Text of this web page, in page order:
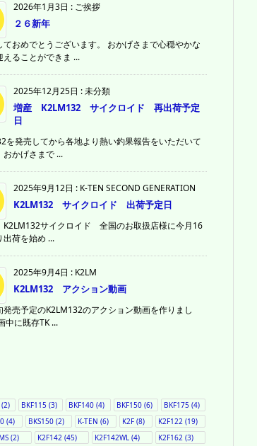
2026年1月3日 : ご挨拶
２６新年
ておめでとうございます。 おかげさまで心穏やかな
えることができま ...
2025年12月25日 :未分類
増産 K2LM132 サイクロイド 再出荷予定
日
を発売してから各地より熱い釣果報告をいただいて
おかげさまで ...
2025年9月12日 : K-TEN SECOND GENERATION
K2LM132 サイクロイド 出荷予定日
サイクロイド 全国のお取扱店様に今月16
出荷を始め ...
2025年9月4日 : K2LM
K2LM132 アクション動画
発売予定のK2LM132のアクション動画を作りまし
中に既存TK ...
(2) BKF115 (3) BKF140 (4) BKF150(6) BKF175(4)
(4) BKS150 (2) K-TEN (6) K2F (8) K2F122 (19)
(2) K2F142(45) K2F142WL (4) K2F162(3)